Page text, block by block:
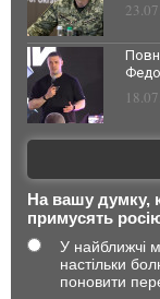
На вашу думку,
примусять
У найближчі
настільки
поновити